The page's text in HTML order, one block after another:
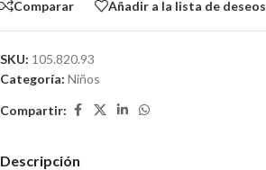
Comparar Añadir a la lista de deseos
SKU: 105.820.93
Categoría: Niños
Compartir:
Descripción